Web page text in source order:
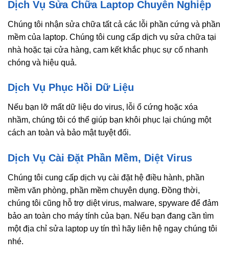
Dịch Vụ Sửa Chữa Laptop Chuyên Nghiệp
Chúng tôi nhận sửa chữa tất cả các lỗi phần cứng và phần
mềm của laptop. Chúng tôi cung cấp dịch vụ sửa chữa tại
nhà hoặc tại cửa hàng, cam kết khắc phục sự cố nhanh
chóng và hiệu quả.
Dịch Vụ Phục Hồi Dữ Liệu
Nếu bạn lỡ mất dữ liệu do virus, lỗi ổ cứng hoặc xóa
nhầm, chúng tôi có thể giúp bạn khôi phục lại chúng một
cách an toàn và bảo mật tuyệt đối.
Dịch Vụ Cài Đặt Phần Mềm, Diệt Virus
Chúng tôi cung cấp dịch vụ cài đặt hệ điều hành, phần
mềm văn phòng, phần mềm chuyên dụng. Đồng thời,
chúng tôi cũng hỗ trợ diệt virus, malware, spyware để đảm
bảo an toàn cho máy tính của bạn. Nếu bạn đang cần tìm
một địa chỉ sửa laptop uy tín thì hãy liên hệ ngay chúng tôi
nhé.